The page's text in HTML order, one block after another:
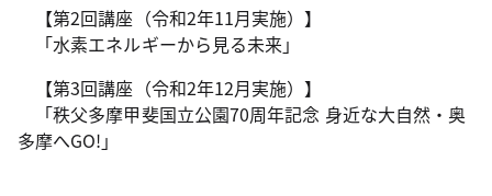
【第2回講座（令和2年11月実施）】
「水素エネルギーから見る未来」
【第3回講座（令和2年12月実施）】
「秩父多摩甲斐国立公園70周年記念 身近な大自然・奥
多摩へGO!」